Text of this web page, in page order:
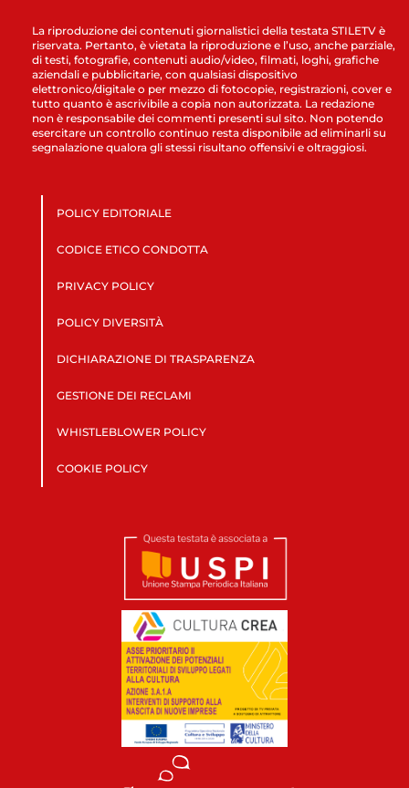
La riproduzione dei contenuti giornalistici della testata STILETV è
riservata. Pertanto, è vietata la riproduzione e l’uso, anche parziale,
di testi, fotografie, contenuti audio/video, filmati, loghi, grafiche
aziendali e pubblicitarie, con qualsiasi dispositivo
elettronico/digitale o per mezzo di fotocopie, registrazioni, cover e
tutto quanto è ascrivibile a copia non autorizzata. La redazione
non è responsabile dei commenti presenti sul sito. Non potendo
esercitare un controllo continuo resta disponibile ad eliminarli su
segnalazione qualora gli stessi risultano offensivi e oltraggiosi.
POLICY EDITORIALE
CODICE ETICO CONDOTTA
PRIVACY POLICY
POLICY DIVERSITÀ
DICHIARAZIONE DI TRASPARENZA
GESTIONE DEI RECLAMI
WHISTLEBLOWER POLICY
COOKIE POLICY